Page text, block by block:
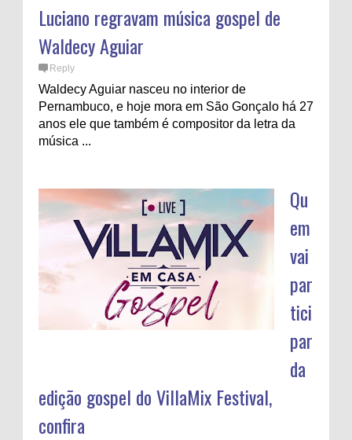
Luciano regravam música gospel de
Waldecy Aguiar
Reply
Waldecy Aguiar nasceu no interior de
Pernambuco, e hoje mora em São Gonçalo há 27
anos ele que também é compositor da letra da
música ...
Qu
em
vai
par
tici
par
da
edição gospel do VillaMix Festival,
confira